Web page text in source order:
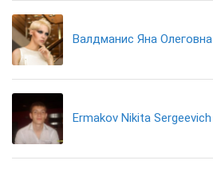
Валдманис Яна Олеговна
Ermakov Nikita Sergeevich